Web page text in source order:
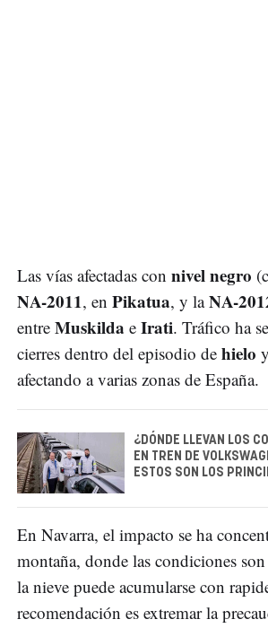
Las vías afectadas con nivel negro
NA-2011, en Pikatua, y laNA-
entre Muskilda e Irati. Tráfico ha
cierres dentro del episodio de hielo y
afectando a varias zonas de España.
¿DÓNDE LLEVAN LOS
EN TREN DE
ESTOS SON LOS
En Navarra, el impacto se ha
montaña, donde las condiciones son
la nieve puede acumularse con
recomendación es extremar la